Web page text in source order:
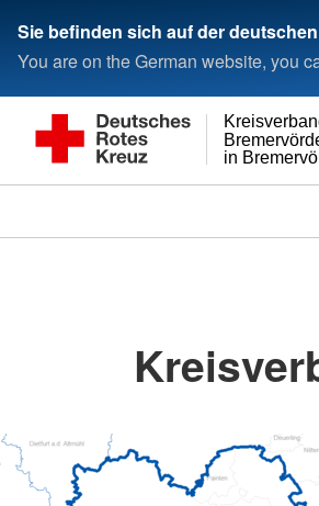
Sie befinden sich auf der
You are on the German website, you
in